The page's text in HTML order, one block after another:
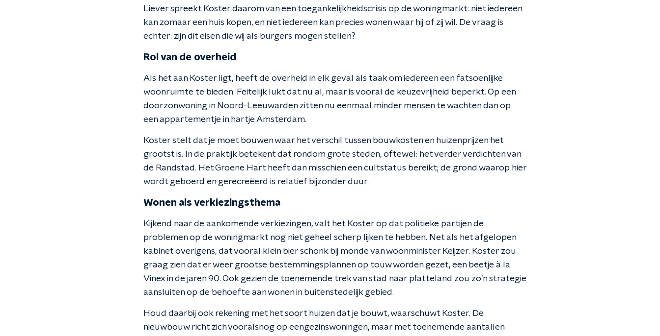
Liever spreekt Koster daarom van een toegankelijkheidscrisis op de woningmarkt: niet iedereen
kan zomaar een huis kopen, en niet iedereen kan precies wonen waar hij of zij wil. De vraag is
echter: zijn dit eisen die wij als burgers mogen stellen?
Rol van de overheid
Als het aan Koster ligt, heeft de overheid in elk geval als taak om iedereen een fatsoenlijke
woonruimte te bieden. Feitelijk lukt dat nu al, maar is vooral de keuzevrijheid beperkt. Op een
doorzonwoning in Noord-Leeuwarden zitten nu eenmaal minder mensen te wachten dan op
een appartementje in hartje Amsterdam.
Koster stelt dat je moet bouwen waar het verschil tussen bouwkosten en huizenprijzen het
grootst is. In de praktijk betekent dat rondom grote steden, oftewel: het verder verdichten van
de Randstad. Het Groene Hart heeft dan misschien een cultstatus bereikt; de grond waarop hier
wordt geboerd en gerecreëerd is relatief bijzonder duur.
Wonen als verkiezingsthema
Kijkend naar de aankomende verkiezingen, valt het Koster op dat politieke partijen de
problemen op de woningmarkt nog niet geheel scherp lijken te hebben. Net als het afgelopen
kabinet overigens, dat vooral klein bier schonk bij monde van woonminister Keijzer. Koster zou
graag zien dat er weer grootse bestemmingsplannen op touw worden gezet, een beetje à la
Vinex in de jaren 90. Ook gezien de toenemende trek van stad naar platteland zou zo'n strategie
aansluiten op de behoefte aan wonen in buitenstedelijk gebied.
Houd daarbij ook rekening met het soort huizen dat je bouwt, waarschuwt Koster. De
nieuwbouw richt zich vooralsnog op eengezinswoningen, maar met toenemende aantallen